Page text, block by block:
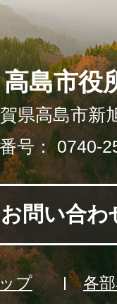
高島市役
県高島市新
号： 0740-
お問い合わ
プ
各